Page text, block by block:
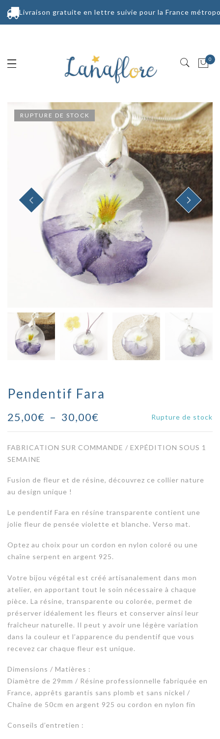
Livraison gratuite en lettre suivie pour la France
0
RUPTURE DE STOCK
PREVIOUS NEXT
Pendentif Fara
25,00€ – 30,00€
de
prix :
30,00€
Rupture de stock
FABRICATION SUR COMMANDE / EXPÉDITION SOUS 1
SEMAINE
Fusion de fleur et de résine, découvrez ce collier nature
au design unique !
Le pendentif Fara en résine transparente contient une
jolie fleur de pensée violette et blanche. Verso mat.
Optez au choix pour un cordon en nylon coloré ou une
chaîne serpent en argent 925.
Votre bijou végétal est créé artisanalement dans mon
atelier, en apportant tout le soin nécessaire à chaque
pièce. La résine, transparente ou colorée, permet de
préserver idéalement les fleurs et conserver ainsi leur
fraîcheur naturelle. Il peut y avoir une légère variation
dans la couleur et l’apparence du pendentif que vous
recevez car chaque fleur est unique.
Dimensions / Matières :
Diamètre de 29mm / Résine professionnelle fabriquée en
France, apprêts garantis sans plomb et sans nickel /
Chaîne de 50cm en argent 925 ou cordon en nylon fin
Conseils d’entretien :